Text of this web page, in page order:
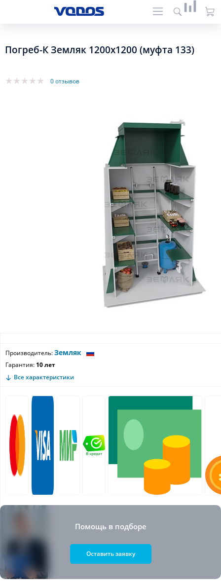
Погреб-К Земляк 1200х1200 (муфта 133)
0 отзывов
Производитель:Земляк
Гарантия: 10 лет
Все характеристики
Помощь в подборе
Оставить заявку